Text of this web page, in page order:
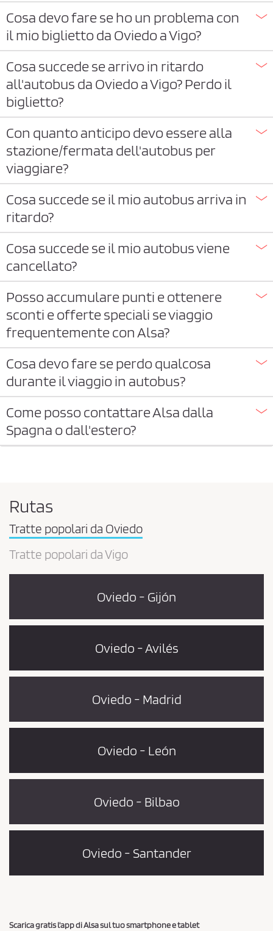
Cosa devo fare se ho un problema con
il mio biglietto da Oviedo a Vigo?
Cosa succede se arrivo in ritardo
all'autobus da Oviedo a Vigo? Perdo il
biglietto?
Con quanto anticipo devo essere alla
stazione/fermata dell'autobus per
viaggiare?
Cosa succede se il mio autobus arriva in
ritardo?
Cosa succede se il mio autobus viene
cancellato?
Posso accumulare punti e ottenere
sconti e offerte speciali se viaggio
frequentemente con Alsa?
Cosa devo fare se perdo qualcosa
durante il viaggio in autobus?
Come posso contattare Alsa dalla
Spagna o dall'estero?
Rutas
Tratte popolari da Oviedo
Tratte popolari da Vigo
Oviedo - Gijón
Oviedo - Avilés
Oviedo - Madrid
Oviedo - León
Oviedo - Bilbao
Oviedo - Santander
Scarica gratis l'app di Alsa sul tuo smartphone e tablet